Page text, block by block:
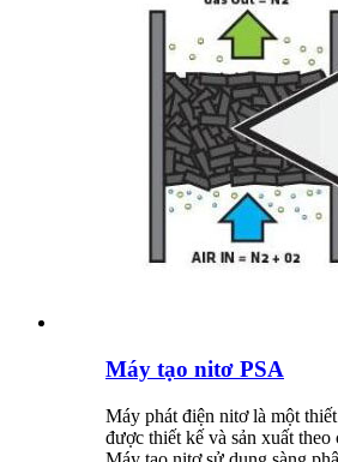
Máy tạo nitơ PSA
Máy phát điện nitơ là một
được thiết kế và sản xuất theo